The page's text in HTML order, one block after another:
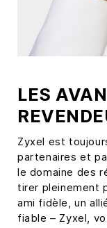
LES
Zyxel est
partenaires et
le domaine des
tirer pleinement
ami fidèle, un
fiable – Zyxel,